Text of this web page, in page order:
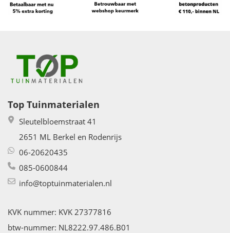
Top Tuinmaterialen
Sleutelbloemstraat 41
2651 ML Berkel en Rodenrijs
06-20620435
085-0600844
info@toptuinmaterialen.nl
KVK nummer: KVK 27377816
btw-nummer: NL8222.97.486.B01